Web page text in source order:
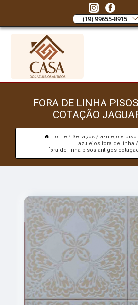
(19) 99655-8915
FORA DE LINHA
COTAÇÃO
Home Serviços
azulejo e piso
azulejos fora de linha
fora de linha pisos antigos